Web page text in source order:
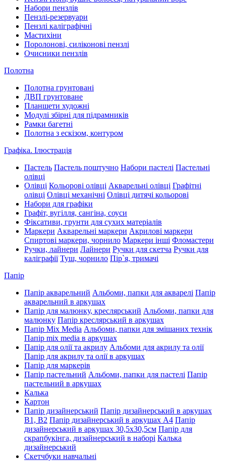
Набори пензлів
Пензлі-резервуари
Пензлі каліграфічні
Мастихіни
Поролонові, силіконові пензлі
Очисники пензлів
Полотна
Полотна грунтовані
ДВП грунтоване
Планшети художні
Модулі збірні для підрамників
Рамки багетні
Полотна з ескізом, контуром
Графіка. Ілюстрація
Пастель Пастель поштучно Набори пастелі Пастельні
олівці
Олівці Кольорові олівці Акварельні олівці Графітні
олівці Олівці механічні Олівці дитячі кольорові
Набори для графіки
Графіт, вугілля, сангіна, соуси
Фіксативи, грунти для сухих матеріалів
Маркери Акварельні маркери Акрилові маркери
Спиртові маркери, чорнило Маркери інші Фломастери
Ручки, лайнери Лайнери Ручки для скетча Ручки для
каліграфії Туш, чорнило Пір`я, тримачі
Папір
Папір акварельний Альбоми, папки для акварелі Папір
акварельний в аркушах
Папір для малюнку, креслярський Альбоми, папки для
малюнку Папір креслярський в аркушах
Папір Mix Media Альбоми, папки для змішаних технік
Папір mix media в аркушах
Папір для олії та акрилу Альбоми для акрилу та олії
Папір для акрилу та олії в аркушах
Папір для маркерів
Папір пастельний Альбоми, папки для пастелі Папір
пастельний в аркушах
Калька
Картон
Папір дизайнерський Папір дизайнерський в аркушах
В1, В2 Папір дизайнерський в аркушах А4 Папір
дизайнерський в аркушах 30,5х30,5см Папір для
скрапбукінга, дизайнерський в наборі Калька
дизайнерський
Скетчбуки навчальні